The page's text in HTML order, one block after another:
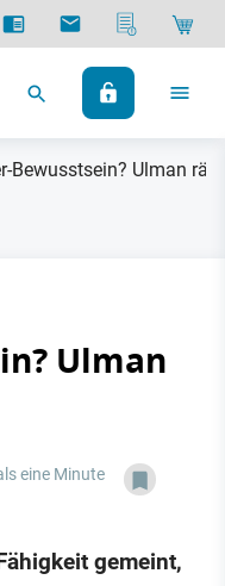
Bewusstsein? Ulman rät
Ulman
eine Minute
gemeint,